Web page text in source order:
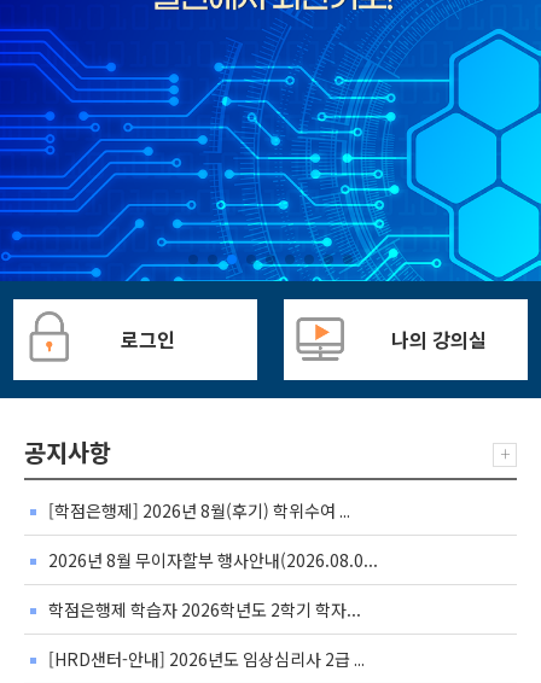
로그인 나의 강의실
공지사항 +
[학점은행제] 2026년 8월(후기) 학위수여 ...
2026년 8월 무이자할부 행사안내(2026.08.0...
학점은행제 학습자 2026학년도 2학기 학자...
[HRD샌터-안내] 2026년도 임상심리사 2급 ...